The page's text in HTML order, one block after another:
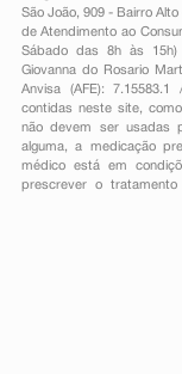
São João, 909 - Bairro
de Atendimento ao
Sábado das 8h às
Giovanna do Rosario
Anvisa (AFE): 7.15583.1
contidas neste site,
não devem ser usadas
alguma, a medicação
médico está em
prescrever o